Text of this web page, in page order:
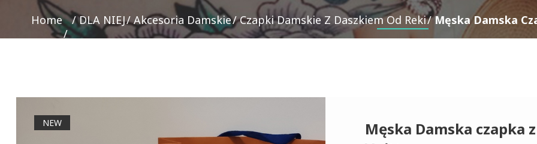
Home DLA NIEJ Akcesoria Damskie Czapki Damskie Z Daszkiem Od Reki Męska Damska
NEW
Męska Damska czapka